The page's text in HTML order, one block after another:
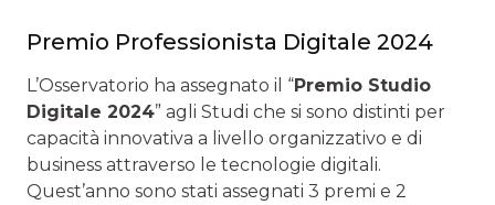
Premio Professionista Digitale 2024
L’Osservatorio ha assegnato il “Premio Studio
Digitale 2024” agli Studi che si sono distinti per
capacità innovativa a livello organizzativo e di
business attraverso le tecnologie digitali.
Quest’anno sono stati assegnati 3 premi e 2